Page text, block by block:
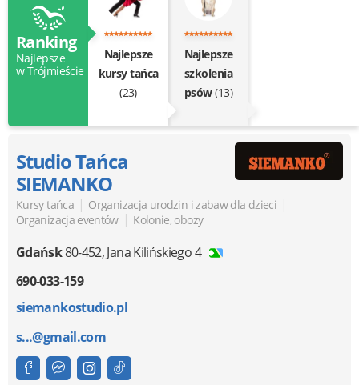
Ranking
Najlepsze
w Trójmieście
Najlepsze
kursy tańca
(23)
Najlepsze
szkolenia
psów(13)
Studio Tańca
SIEMANKO
Kursy tańca | Organizacja urodzin i zabaw dla dzieci |
Organizacja eventów | Kolonie, obozy
Gdańsk80-452,Jana Kilińskiego 4
690-033-159
siemankostudio.pl
s...@gmail.com